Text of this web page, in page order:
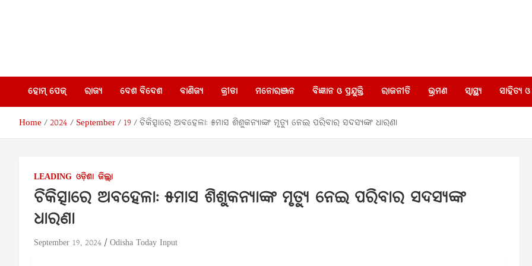
Today
News
Network
Pvt Ltd
News |
India
News |
World
News |
Odisha
ହୋମ୍ ପେଜ୍ ରାଜ୍ୟ ଦେଶ ବିଦେଶ ବାଣିଜ୍ୟ କ୍ରୀଡା ମନୋରଞ୍ଜନ ବିଜ୍ଞାନ ଓ ପ୍ରଯୁକ୍ତି ରାଜନୀତି ଭ୍ରମଣ ସ୍ୱାସ୍ଥ୍ୟ ସାହିତ୍ୟ ଓ
Home 2024 September 19 ଚିକିତ୍ସାରେ ଅବହେଳା: ୫ମାସ ଶିଶୁକନ୍ୟାଙ୍କ ମୃତ୍ୟୁ ନେଇ ପରିବାର ସଦସ୍ୟଙ୍କ ଧାରଣା
LEADING ଓଡ଼ିଶା ଜିଲ୍ଲା
ଚିକିତ୍ସାରେ ଅବହେଳା: ୫ମାସ ଶିଶୁକନ୍ୟାଙ୍କ ମୃତ୍ୟୁ ନେଇ ପରିବାର ସଦସ୍ୟଙ୍କ
ଧାରଣା
September 19, 2024 Odisha Today Input